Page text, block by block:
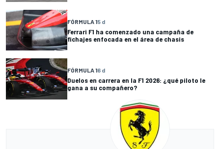
FÓRMULA 15 d
Ferrari F1 ha comenzado una campaña de
fichajes enfocada en el área de chasis
FÓRMULA 16 d
Duelos en carrera en la F1 2026: ¿qué piloto le
gana a su compañero?